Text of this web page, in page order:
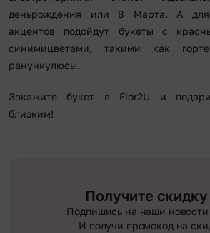
деньрождения или 8 Марта. А для
акцентов подойдут букеты с
синимицветами, такими как
ранункулюсы.
Закажите букет в Flor2U и
близким!
Получите скидку
Подпишись на наши
И получи промокод на